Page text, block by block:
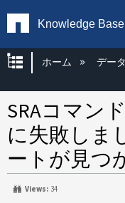
Knowledge Base
グローバル
ホーム デー
SRAコマン
に失敗しま
ートが見つ
Views: 34